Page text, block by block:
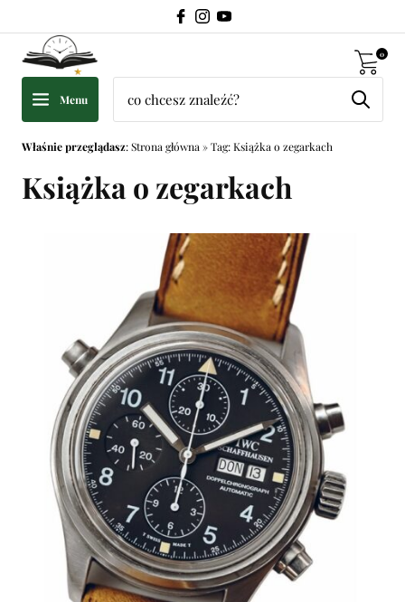
Menu
0
Właśnie przeglądasz:Strona główna »Tag: Książka o zegarkach
Książka o zegarkach